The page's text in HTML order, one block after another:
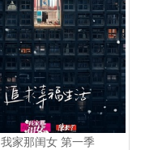
我家那闺女 第一季